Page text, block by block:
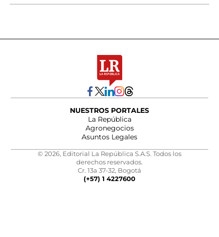
NUESTROS PORTALES
La República
Agronegocios
Asuntos Legales
© 2026, Editorial La República S.A.S. Todos los
derechos reservados.
Cr. 13a 37-32, Bogotá
(+57) 1 4227600